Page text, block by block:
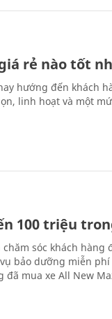
rẻ nào tốt
hướng đến khách
linh hoạt và một
100 triệu
sóc khách hàng
bảo dưỡng miễn phí
đã mua xe All New